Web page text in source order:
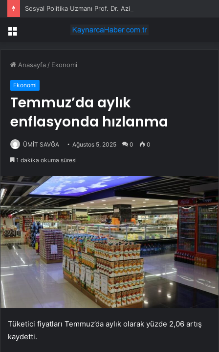
Menü
Anasayfa / Ekonomi
Ekonomi
Temmuz’da aylık
enflasyonda hızlanma
ÜMİT SAVĞA Ağustos 5, 2025 0 0
1 dakika okuma süresi
Tüketici fiyatları Temmuz’da aylık olarak yüzde 2,06 artış
kaydetti.